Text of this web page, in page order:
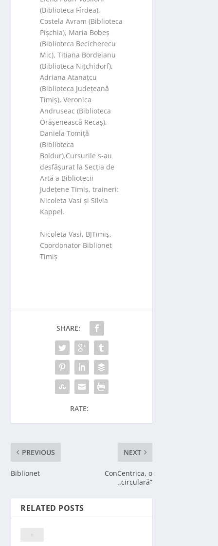
(Biblioteca Fîrdea),
Costela Avram (Biblioteca
Pișchia), Maria Bobeș
(Biblioteca Becicherecu
Mic), Titiana Bordeianu
(Biblioteca Nițchidorf),
Adriana Atanațcu
(Biblioteca Județeană
Timiș), Veronica
Andruseac (Biblioteca
Orășenească Recaș),
Daniela Tomiță
(Biblioteca
Boldur).Cursurile s-au
desfășurat la Secția de
Artă a Bibliotecii
Județene Timiș, traineri:
Nicoleta Vasi și Silvia
Kappel.
Nicoleta Vasi, BJTimiș,
Coordonator Biblionet
Timiș
SHARE:
RATE:
PREVIOUS
Biblionet
NEXT
ConCentrica, o
„circulară“
RELATED POSTS